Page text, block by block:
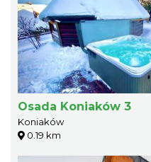
Osada Koniaków 3
Koniaków
0.19 km